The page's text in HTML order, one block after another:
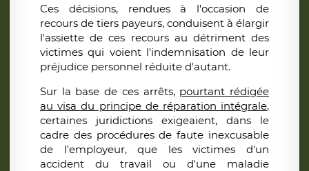
Ces décisions, rendues à l'occasion de
recours de tiers payeurs, conduisent à élargir
l'assiette de ces recours au détriment des
victimes qui voient l'indemnisation de leur
préjudice personnel réduite d'autant.
Sur la base de ces arrêts, pourtant rédigée
au visa du principe de réparation intégrale,
certaines juridictions exigeaient, dans le
cadre des procédures de faute inexcusable
de l'employeur, que les victimes d'un
accident du travail ou d'une maladie